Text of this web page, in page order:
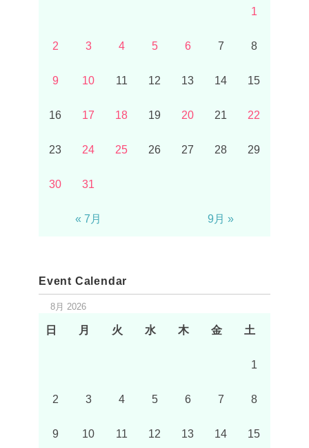
1
2 3 4 5 6 7 8
9 10 11 12 13 14 15
16 17 18 19 20 21 22
23 24 25 26 27 28 29
30 31
« 7月 9月 »
Event Calendar
8月 2026
日 月 火 水 木 金 土
1
2 3 4 5 6 7 8
9 10 11 12 13 14 15